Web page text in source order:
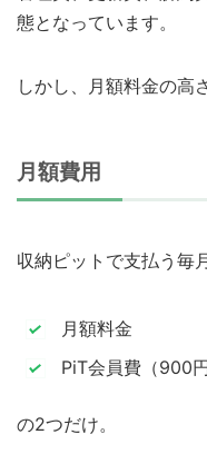
態となっています。
しかし、月額料金の高
月額費用
収納ピットで支払う毎
月額料金
PiT会員費（900円
の2つだけ。